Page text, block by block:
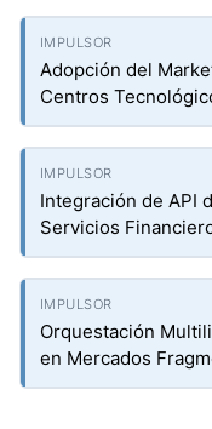
Adopción del
Centros
Integración de API
Servicios
Orquestación
en Mercados